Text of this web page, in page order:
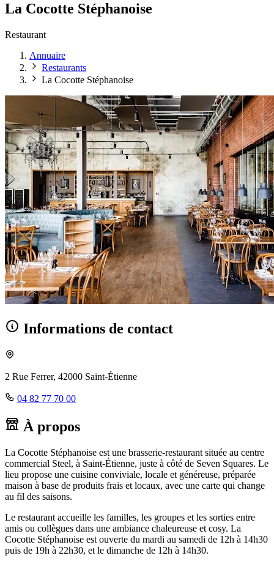
La Cocotte Stéphanoise
Restaurant
Annuaire
Restaurants
La Cocotte Stéphanoise
Informations de contact
2 Rue Ferrer, 42000 Saint-Étienne
04 82 77 70 00
À propos
La Cocotte Stéphanoise est une brasserie-restaurant située au centre
commercial Steel, à Saint-Étienne, juste à côté de Seven Squares. Le
lieu propose une cuisine conviviale, locale et généreuse, préparée
maison à base de produits frais et locaux, avec une carte qui change
au fil des saisons.
Le restaurant accueille les familles, les groupes et les sorties entre
amis ou collègues dans une ambiance chaleureuse et cosy. La
Cocotte Stéphanoise est ouverte du mardi au samedi de 12h à 14h30
puis de 19h à 22h30, et le dimanche de 12h à 14h30.